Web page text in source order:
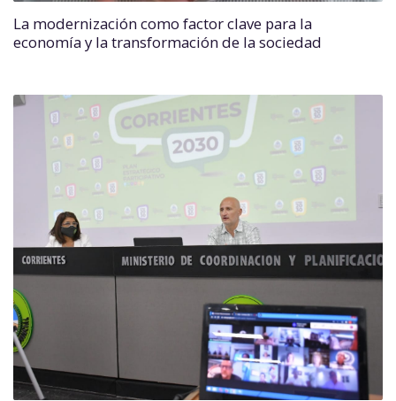
La modernización como factor clave para la
economía y la transformación de la sociedad